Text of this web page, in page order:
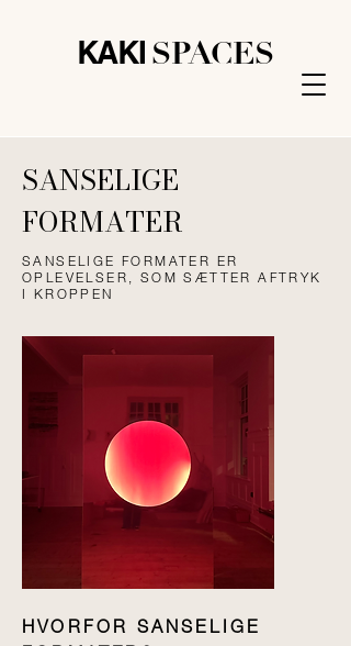
KAKI SPACES
SANSELIGE
FORMATER
SANSELIGE FORMATER ER
OPLEVELSER, SOM SÆTTER AFTRYK
I KROPPEN
HVORFOR SANSELIGE